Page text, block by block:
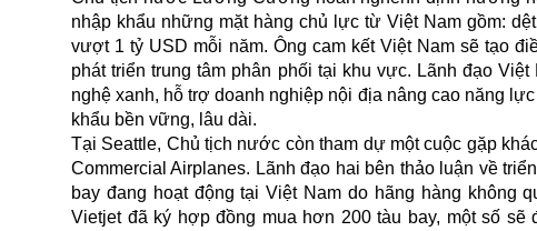
nhập khẩu những mặt hàng chủ lực từ Việt Nam gồm:
vượt 1 tỷ USD mỗi năm. Ông cam kết Việt Nam sẽ tạo
phát triển trung tâm phân phối tại khu vực. Lãnh đạo
nghệ xanh, hỗ trợ doanh nghiệp nội địa nâng cao năng
khẩu bền vững, lâu dài.
Tại Seattle, Chủ tịch nước còn tham dự một cuộc gặp
Commercial Airplanes. Lãnh đạo hai bên thảo luận về
bay đang hoạt động tại Việt Nam do hãng hàng không
Vietjet đã ký hợp đồng mua hơn 200 tàu bay, một số